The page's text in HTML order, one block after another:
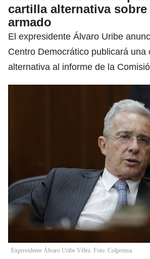
cartilla alternativa
armado
El expresidente Álvaro Uribe
Centro Democrático publicará una
alternativa al informe de la
Expresidente Álvaro Uribe Vélez. Foto: Colprensa.